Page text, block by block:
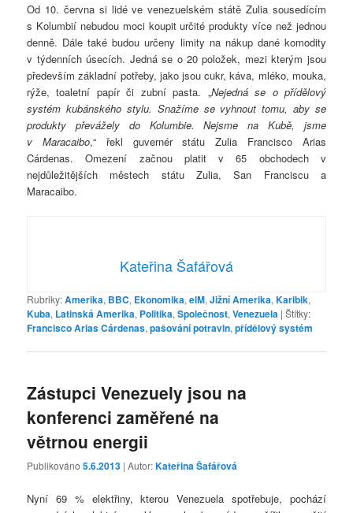
Od 10. června si lidé ve venezuelském státě Zulia sousedícím
s Kolumbií nebudou moci koupit určité produkty více než jednou
denně. Dále také budou určeny limity na nákup dané komodity
v týdenních úsecích. Jedná se o 20 položek, mezi kterým jsou
především základní potřeby, jako jsou cukr, káva, mléko, mouka,
rýže, toaletní papír či zubní pasta. „Nejedná se o přídělový
systém kubánského stylu. Snažíme se vyhnout tomu, aby se
produkty převážely do Kolumbie. Nejsme na Kubě, jsme
v Maracaibo,“ řekl guvernér státu Zulia Francisco Arias
Cárdenas. Omezení začnou platit v 65 obchodech v
nejdůležitějších městech státu Zulia, San Franciscu a
Maracaibo.
Kateřina Šafářová
Rubriky:Amerika, BBC, Ekonomika,elM,Jižní Amerika,Karibik,
Kuba, Latinská Amerika, Politika,Společnost,Venezuela |Štítky:
Francisco Arias Cárdenas,pašování potravin,přídělový systém
Zástupci Venezuely jsou na
konferenci zaměřené na
větrnou energii
Publikováno5.6.2013 | Autor:Kateřina Šafářová
Nyní 69 % elektřiny, kterou Venezuela spotřebuje, pochází